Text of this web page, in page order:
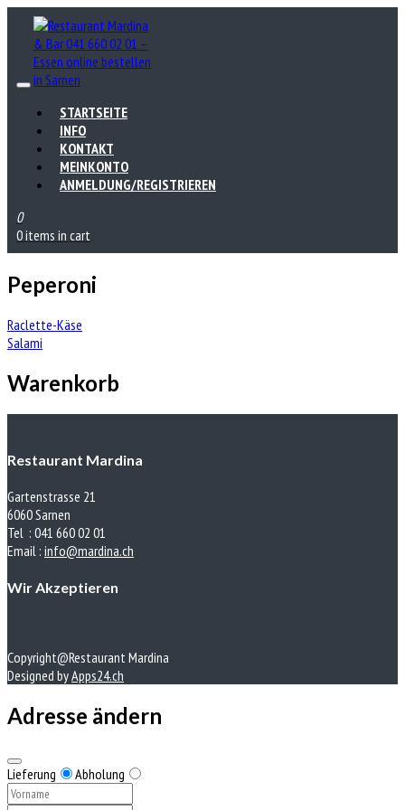
STARTSEITE
INFO
KONTAKT
MEINKONTO
ANMELDUNG/REGISTRIEREN
0
0 items in cart
Peperoni
Beitrags-
Navigation
Raclette-Käse
Salami
Warenkorb
Restaurant Mardina
Gartenstrasse 21
6060 Sarnen
Tel : 041 660 02 01
Email : info@mardina.ch
Wir Akzeptieren
Copyright@Restaurant Mardina
Designed byApps24.ch
Adresse ändern
Lieferung Abholung